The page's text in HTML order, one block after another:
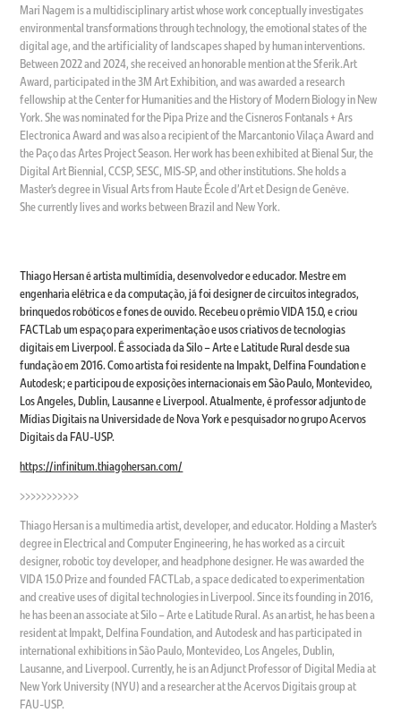
Mari Nagem is a multidisciplinary artist whose work conceptually investigates
environmental transformations through technology, the emotional states of the
digital age, and the artificiality of landscapes shaped by human interventions.
Between 2022 and 2024, she received an honorable mention at the Sferik.Art
Award, participated in the 3M Art Exhibition, and was awarded a research
fellowship at the Center for Humanities and the History of Modern Biology in New
York. She was nominated for the Pipa Prize and the Cisneros Fontanals + Ars
Electronica Award and was also a recipient of the Marcantonio Vilaça Award and
the Paço das Artes Project Season. Her work has been exhibited at Bienal Sur, the
Digital Art Biennial, CCSP, SESC, MIS-SP, and other institutions. She holds a
Master’s degree in Visual Arts from Haute École d'Art et Design de Genève.
She currently lives and works between Brazil and New York.
Thiago Hersan é artista multimídia, desenvolvedor e educador. Mestre em
engenharia elétrica e da computação, já foi designer de circuitos integrados,
brinquedos robóticos e fones de ouvido. Recebeu o prêmio VIDA 15.0, e criou
FACTLab um espaço para experimentação e usos criativos de tecnologias
digitais em Liverpool. É associada da Silo – Arte e Latitude Rural desde sua
fundação em 2016. Como artista foi residente na Impakt, Delfina Foundation e
Autodesk; e participou de exposições internacionais em São Paulo, Montevideo,
Los Angeles, Dublin, Lausanne e Liverpool. Atualmente, é professor adjunto de
Mídias Digitais na Universidade de Nova York e pesquisador no grupo Acervos
Digitais da FAU-USP.
https://infinitum.thiagohersan.com/
>>>>>>>>>>>
Thiago Hersan is a multimedia artist, developer, and educator. Holding a Master’s
degree in Electrical and Computer Engineering, he has worked as a circuit
designer, robotic toy developer, and headphone designer. He was awarded the
VIDA 15.0 Prize and founded FACTLab, a space dedicated to experimentation
and creative uses of digital technologies in Liverpool. Since its founding in 2016,
he has been an associate at Silo – Arte e Latitude Rural. As an artist, he has been a
resident at Impakt, Delfina Foundation, and Autodesk and has participated in
international exhibitions in São Paulo, Montevideo, Los Angeles, Dublin,
Lausanne, and Liverpool. Currently, he is an Adjunct Professor of Digital Media at
New York University (NYU) and a researcher at the Acervos Digitais group at
FAU-USP.